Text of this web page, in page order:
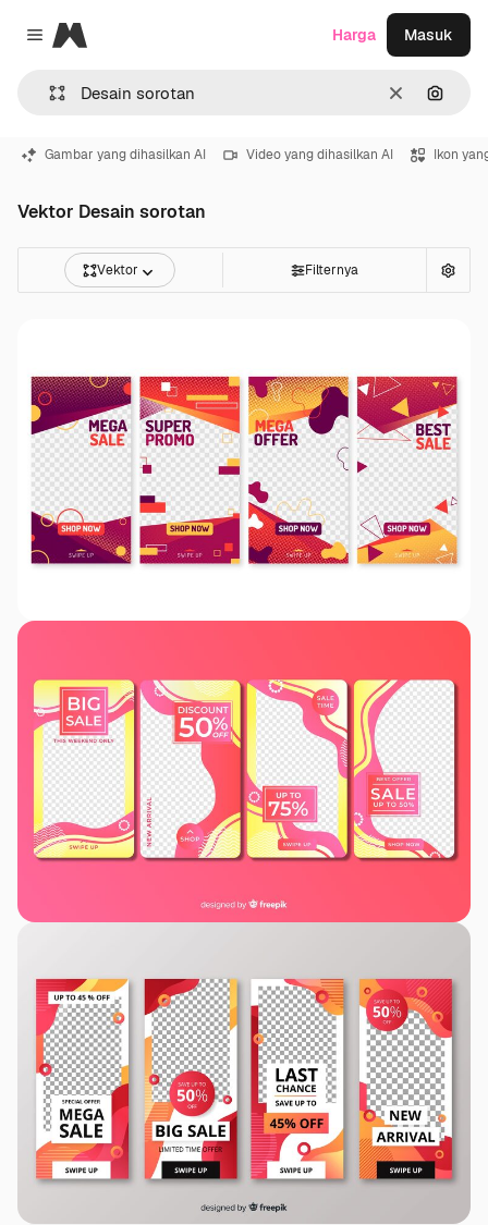
Close menu
Magnific
Jernih
Harga Masuk
Gambar yang dihasilkan AI Video yang dihasilkan AI Ikon
Vektor Desain sorotan
Vektor Filternya